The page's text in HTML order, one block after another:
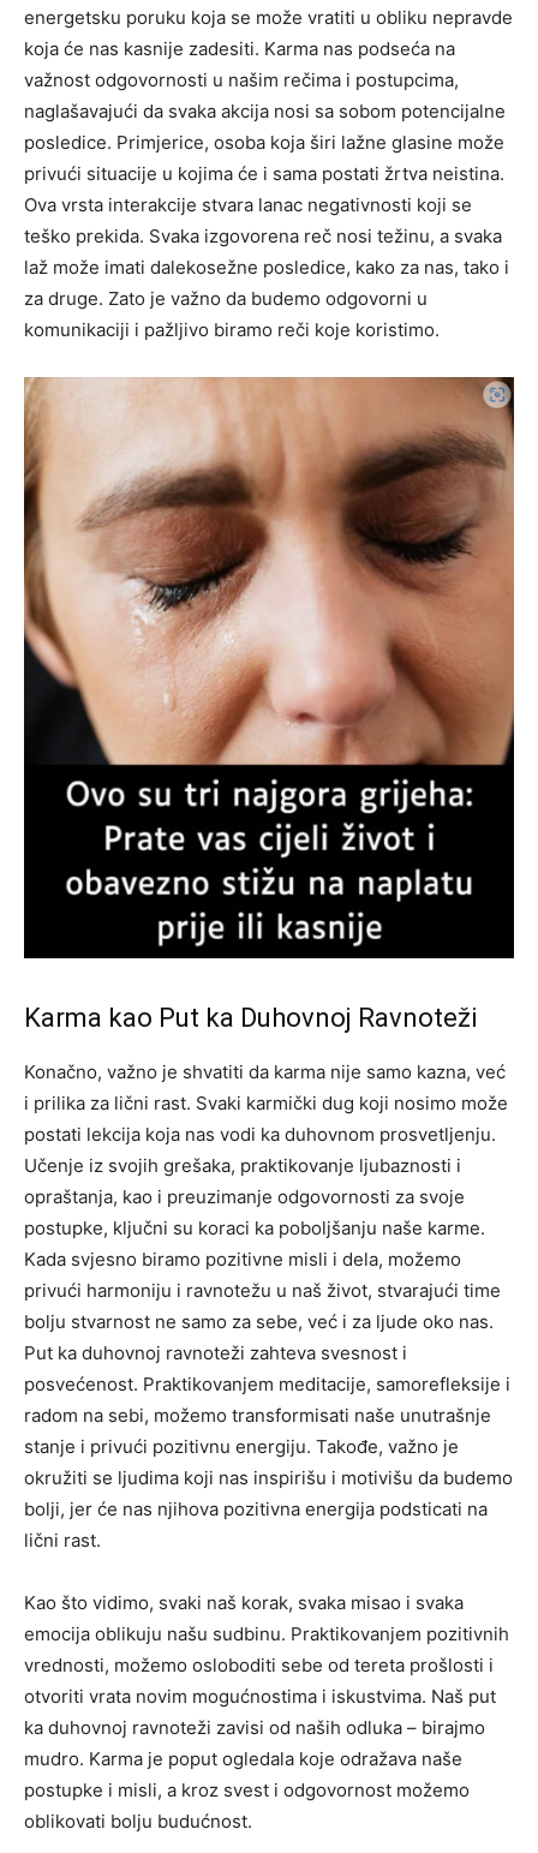
energetsku poruku koja se može vratiti u obliku nepravde
koja će nas kasnije zadesiti. Karma nas podseća na
važnost odgovornosti u našim rečima i postupcima,
naglašavajući da svaka akcija nosi sa sobom potencijalne
posledice. Primjerice, osoba koja širi lažne glasine može
privući situacije u kojima će i sama postati žrtva neistina.
Ova vrsta interakcije stvara lanac negativnosti koji se
teško prekida. Svaka izgovorena reč nosi težinu, a svaka
laž može imati dalekosežne posledice, kako za nas, tako i
za druge. Zato je važno da budemo odgovorni u
komunikaciji i pažljivo biramo reči koje koristimo.
Karma kao Put ka Duhovnoj Ravnoteži
Konačno, važno je shvatiti da karma nije samo kazna, već
i prilika za lični rast. Svaki karmički dug koji nosimo može
postati lekcija koja nas vodi ka duhovnom prosvetljenju.
Učenje iz svojih grešaka, praktikovanje ljubaznosti i
opraštanja, kao i preuzimanje odgovornosti za svoje
postupke, ključni su koraci ka poboljšanju naše karme.
Kada svjesno biramo pozitivne misli i dela, možemo
privući harmoniju i ravnotežu u naš život, stvarajući time
bolju stvarnost ne samo za sebe, već i za ljude oko nas.
Put ka duhovnoj ravnoteži zahteva svesnost i
posvećenost. Praktikovanjem meditacije, samorefleksije i
radom na sebi, možemo transformisati naše unutrašnje
stanje i privući pozitivnu energiju. Takođe, važno je
okružiti se ljudima koji nas inspirišu i motivišu da budemo
bolji, jer će nas njihova pozitivna energija podsticati na
lični rast.
Kao što vidimo, svaki naš korak, svaka misao i svaka
emocija oblikuju našu sudbinu. Praktikovanjem pozitivnih
vrednosti, možemo osloboditi sebe od tereta prošlosti i
otvoriti vrata novim mogućnostima i iskustvima. Naš put
ka duhovnoj ravnoteži zavisi od naših odluka – birajmo
mudro. Karma je poput ogledala koje odražava naše
postupke i misli, a kroz svest i odgovornost možemo
oblikovati bolju budućnost.